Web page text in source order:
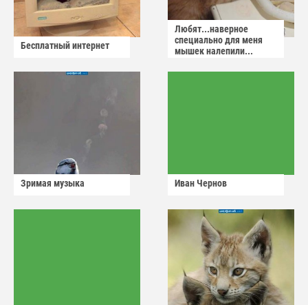
Бесплатный интернет
Любят...наверное
специально для меня
мышек налепили...
Зримая музыка Иван Чернов